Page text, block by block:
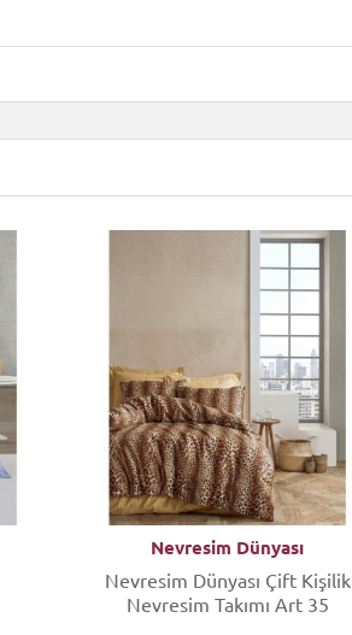
Nevresim Dünyası
Nevresim Dünyası Çift Kişilik
Nevresim Takımı Art 35